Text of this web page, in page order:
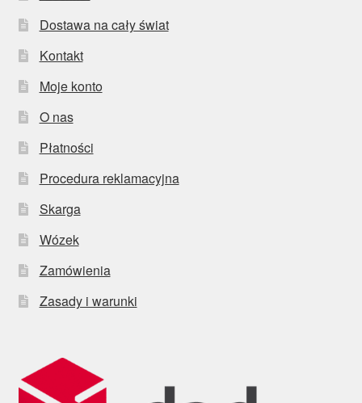
Dostawa na cały świat
Kontakt
Moje konto
O nas
Płatności
Procedura reklamacyjna
Skarga
Wózek
Zamówienia
Zasady i warunki